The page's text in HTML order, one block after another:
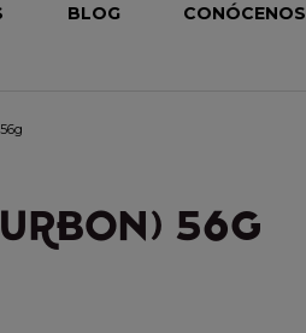
BLOG CONÓCENOS
56G